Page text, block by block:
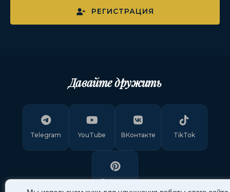
РЕГИСТРАЦИЯ
Давайте дружить
Telegram YouTube ВКонтакте TikTok
Pinterest